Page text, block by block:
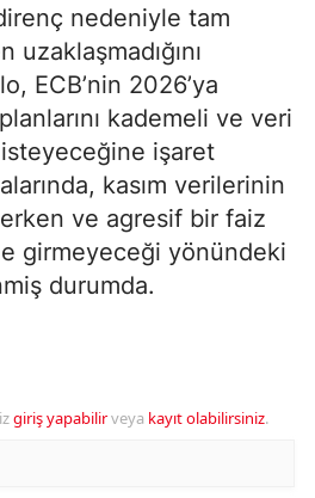
nedeniyle tam
uzaklaşmadığını
ECB’nin 2026’ya
kademeli ve veri
işaret
kasım verilerinin
erken ve agresif bir faiz
girmeyeceği yönündeki
durumda.
giriş yapabilirveya kayıt olabilirsiniz.